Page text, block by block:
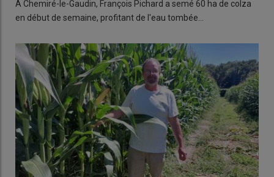
À Chemiré-le-Gaudin, François Pichard a semé 60 ha de colza
en début de semaine, profitant de l'eau tombée…